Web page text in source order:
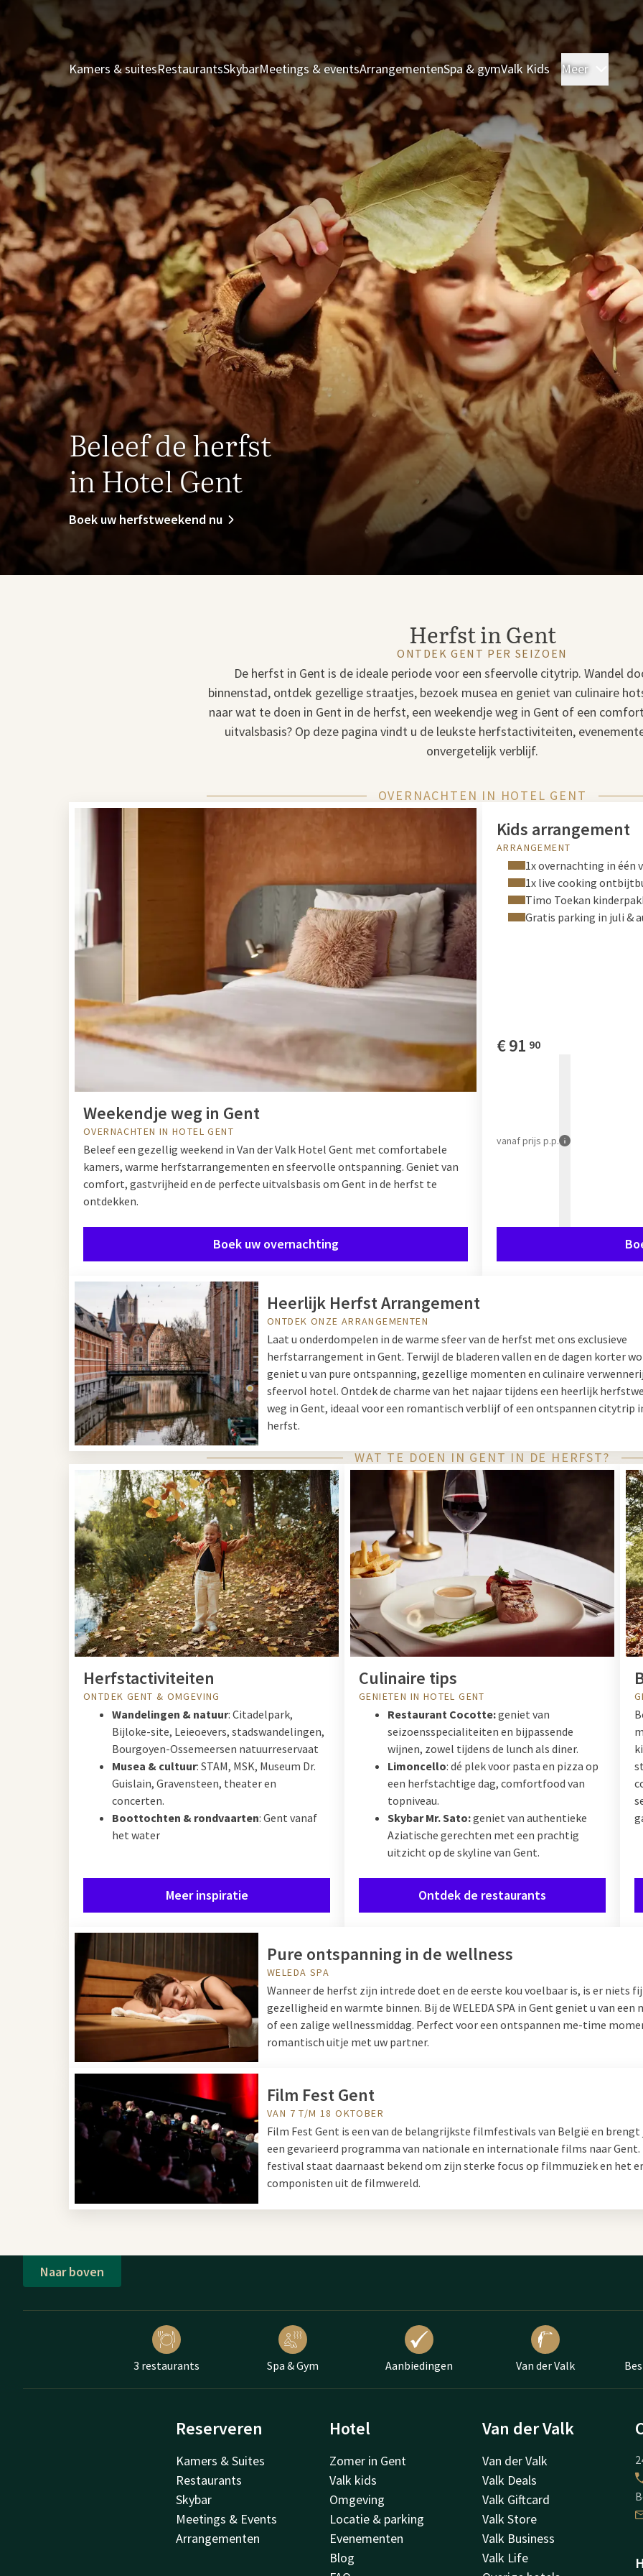
Kamers & suitesRestaurantsSkybarMeetings & eventsArrangementenSpa & gymValk Kids Meer
Beleef de herfst
in Hotel Gent
Boek uw herfstweekend nu
Herfst in Gent
ONTDEK GENT PER SEIZOEN
De herfst in Gent is de ideale periode voor een sfeervolle citytrip. Wandel
binnenstad, ontdek gezellige straatjes, bezoek musea en geniet van culinaire
naar wat te doen in Gent in de herfst, een weekendje weg in Gent of een
uitvalsbasis? Op deze pagina vindt u de leukste herfstactiviteiten,
onvergetelijk verblijf.
OVERNACHTEN IN HOTEL GENT
Weekendje weg in Gent
OVERNACHTEN IN HOTEL GENT
Beleef een gezellig weekend in Van der Valk Hotel Gent met comfortabele
kamers, warme herfstarrangementen en sfeervolle ontspanning. Geniet van
comfort, gastvrijheid en de perfecte uitvalsbasis om Gent in de herfst te
ontdekken.
Boek uw overnachting
Kids arrangement
ARRANGEMENT
1x overnachting in
1x live cooking
Timo Toekan
Gratis parking in juli &
€91 90
vanafprijs p.p.
Heerlijk Herfst Arrangement
ONTDEK ONZE ARRANGEMENTEN
Laat u onderdompelen in de warme sfeer van de herfst met ons exclusieve
herfstarrangement in Gent. Terwijl de bladeren vallen en de dagen korter
geniet u van pure ontspanning, gezellige momenten en culinaire
sfeervol hotel. Ontdek de charme van het najaar tijdens een heerlijk
weg in Gent, ideaal voor een romantisch verblijf of een ontspannen citytrip
herfst.
WAT TE DOEN IN GENT IN DE HERFST?
Herfstactiviteiten
ONTDEK GENT & OMGEVING
Wandelingen & natuur: Citadelpark,
Bijloke-site, Leieoevers, stadswandelingen,
Bourgoyen-Ossemeersen natuurreservaat
Musea & cultuur: STAM, MSK, Museum Dr.
Guislain, Gravensteen, theater en
concerten.
Boottochten & rondvaarten: Gent vanaf
het water
Meer inspiratie
Culinaire tips
GENIETEN IN HOTEL GENT
Restaurant Cocotte:geniet van
seizoensspecialiteiten en bijpassende
wijnen, zowel tijdens de lunch als diner.
Limoncello: dé plek voor pasta en pizza op
een herfstachtige dag, comfortfood van
topniveau.
Skybar Mr. Sato:geniet van authentieke
Aziatische gerechten met een prachtig
uitzicht op de skyline van Gent.
Ontdek de restaurants
Pure ontspanning in de wellness
WELEDA SPA
Wanneer de herfst zijn intrede doet en de eerste kou voelbaar is, is er niets
gezelligheid en warmte binnen. Bij de WELEDA SPA in Gent geniet u van een
of een zalige wellnessmiddag. Perfect voor een ontspannen me-time
romantisch uitje met uw partner.
Film Fest Gent
VAN 7 T/M 18 OKTOBER
Film Fest Gent is een van de belangrijkste filmfestivals van België en
een gevarieerd programma van nationale en internationale films naar Gent.
festival staat daarnaast bekend om zijn sterke focus op filmmuziek en het
componisten uit de filmwereld.
Naar boven
3 restaurants Spa & Gym Aanbiedingen Van der Valk
Reserveren
Kamers & Suites
Restaurants
Skybar
Meetings & Events
Arrangementen
Hotel
Zomer in Gent
Valk kids
Omgeving
Locatie & parking
Evenementen
Blog
Van der Valk
Van der Valk
Valk Deals
Valk Giftcard
Valk Store
Valk Business
Valk Life